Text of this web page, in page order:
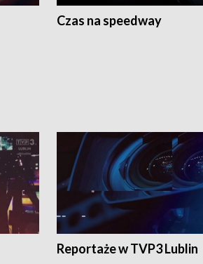
Czas na speedway
Reportaże w TVP3 Lublin